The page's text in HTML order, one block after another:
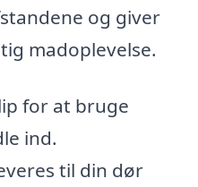
og giver
madoplevelse.
for at bruge
ind.
til din dør